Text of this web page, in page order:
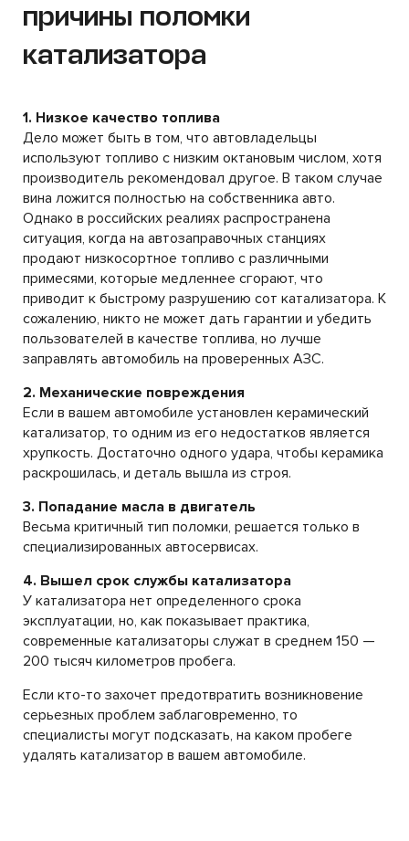
причины поломки
катализатора
1. Низкое качество топлива
Дело может быть в том, что автовладельцы
используют топливо с низким октановым числом, хотя
производитель рекомендовал другое. В таком случае
вина ложится полностью на собственника авто.
Однако в российских реалиях распространена
ситуация, когда на автозаправочных станциях
продают низкосортное топливо с различными
примесями, которые медленнее сгорают, что
приводит к быстрому разрушению сот катализатора. К
сожалению, никто не может дать гарантии и убедить
пользователей в качестве топлива, но лучше
заправлять автомобиль на проверенных АЗС.
2. Механические повреждения
Если в вашем автомобиле установлен керамический
катализатор, то одним из его недостатков является
хрупкость. Достаточно одного удара, чтобы керамика
раскрошилась, и деталь вышла из строя.
3. Попадание масла в двигатель
Весьма критичный тип поломки, решается только в
специализированных автосервисах.
4. Вышел срок службы катализатора
У катализатора нет определенного срока
эксплуатации, но, как показывает практика,
современные катализаторы служат в среднем 150 —
200 тысяч километров пробега.
Если кто-то захочет предотвратить возникновение
серьезных проблем заблаговременно, то
специалисты могут подсказать, на каком пробеге
удалять катализатор в вашем автомобиле.